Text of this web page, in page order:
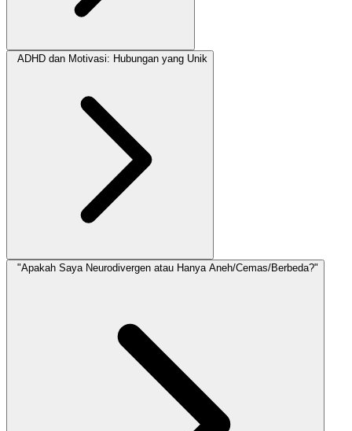
ADHD dan Motivasi: Hubungan yang Unik
"Apakah Saya Neurodivergen atau Hanya Aneh/Cemas/Berbeda?"